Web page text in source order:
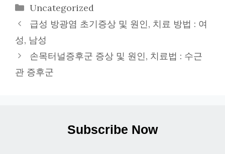
카
테
고
리
Uncategorized
급성 방광염 초기증상 및 원인, 치료 방법 : 여
성, 남성
손목터널증후군 증상 및 원인, 치료법 : 수근
관 증후군
Subscribe Now